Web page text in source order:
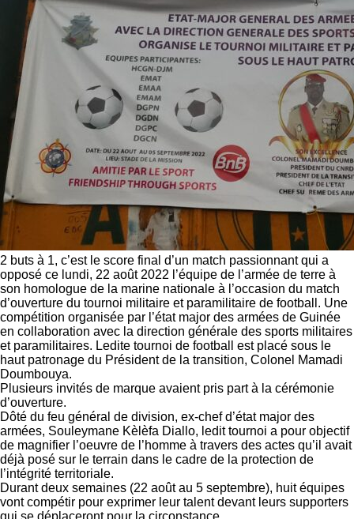
2 buts à 1, c’est le score final d’un match passionnant qui a
opposé ce lundi, 22 août 2022 l’équipe de l’armée de terre à
son homologue de la marine nationale à l’occasion du match
d’ouverture du tournoi militaire et paramilitaire de football. Une
compétition organisée par l’état major des armées de Guinée
en collaboration avec la direction générale des sports militaires
et paramilitaires. Ledite tournoi de football est placé sous le
haut patronage du Président de la transition, Colonel Mamadi
Doumbouya.
Plusieurs invités de marque avaient pris part à la cérémonie
d’ouverture.
Dôté du feu général de division, ex-chef d’état major des
armées, Souleymane Kèlèfa Diallo, ledit tournoi a pour objectif
de magnifier l’oeuvre de l’homme à travers des actes qu’il avait
déjà posé sur le terrain dans le cadre de la protection de
l’intégrité territoriale.
Durant deux semaines (22 août au 5 septembre), huit équipes
vont compétir pour exprimer leur talent devant leurs supporters